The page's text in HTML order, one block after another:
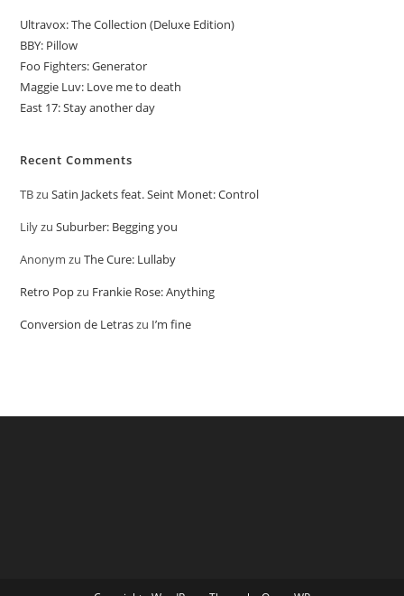
Ultravox: The Collection (Deluxe Edition)
BBY: Pillow
Foo Fighters: Generator
Maggie Luv: Love me to death
East 17: Stay another day
Recent Comments
TBzuSatin Jackets feat. Seint Monet: Control
LilyzuSuburber: Begging you
Anonym zuThe Cure: Lullaby
Retro Popzu Frankie Rose: Anything
Conversion de Letraszu I’m fine